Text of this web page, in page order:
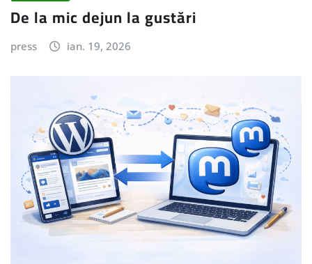
De la mic dejun la gustări
press ian. 19, 2026